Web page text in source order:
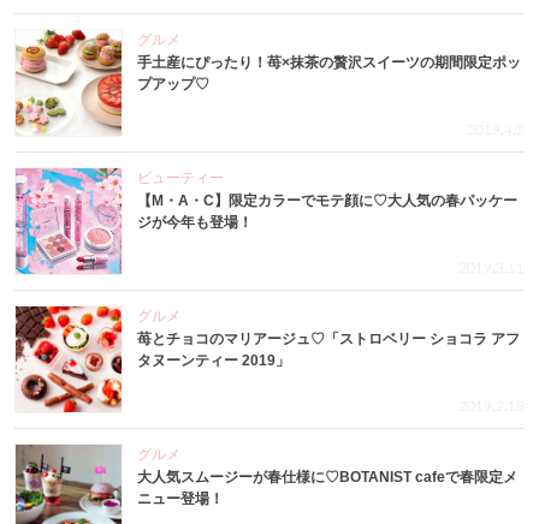
グルメ
手土産にぴったり！苺×抹茶の贅沢スイーツの期間限定ポッ
プアップ♡
2019.4.2
ビューティー
【M・A・C】限定カラーでモテ顔に♡大人気の春パッケー
ジが今年も登場！
2019.3.11
グルメ
苺とチョコのマリアージュ♡「ストロベリー ショコラ アフ
タヌーンティー 2019」
2019.2.18
グルメ
大人気スムージーが春仕様に♡BOTANIST cafeで春限定メ
ニュー登場！